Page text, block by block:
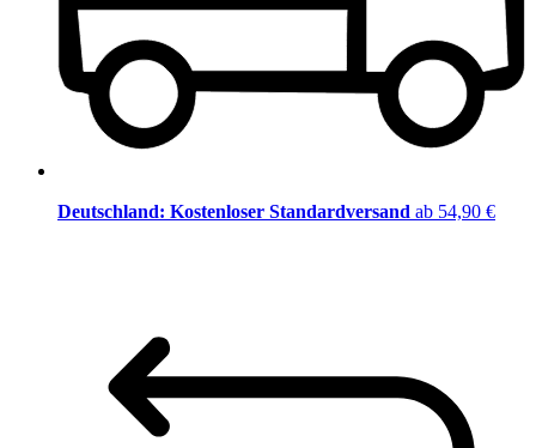
Deutschland: Kostenloser Standardversand ab 54,90 €